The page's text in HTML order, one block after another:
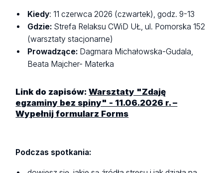
Kiedy: 11 czerwca 2026 (czwartek), godz. 9-13
Gdzie: Strefa Relaksu CWiD UŁ, ul. Pomorska 152
(warsztaty stacjonarne)
Prowadzące: Dagmara Michałowska-Gudala,
Beata Majcher- Materka
Link do zapisów:Warsztaty "Zdaję
egzaminy bez spiny" - 11.06.2026 r. –
Wypełnij formularz Forms
Podczas spotkania: